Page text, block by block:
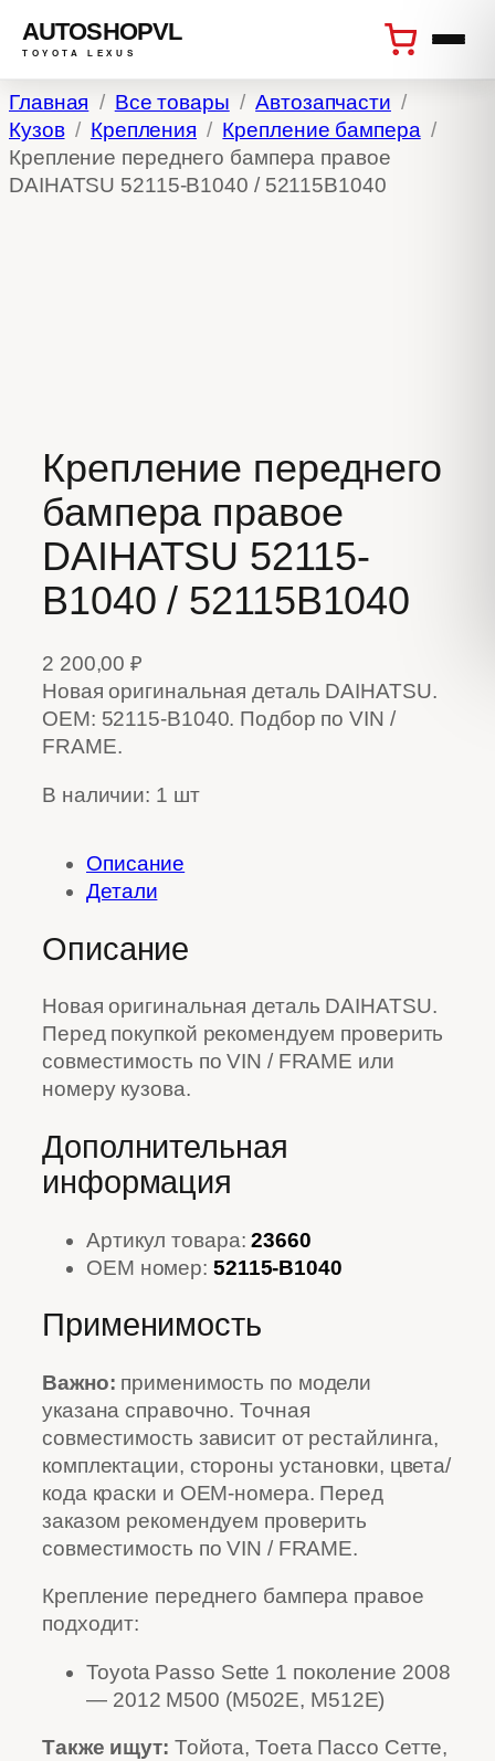
Перейти
к
содержимому
AUTOSHOPVL
TOYOTA LEXUS
Главная Все товары
Автозапчасти
Кузов
Крепления
Крепление бампера
Крепление переднего бампера правое
DAIHATSU 52115-B1040 / 52115B1040
Крепление переднего
бампера правое
DAIHATSU 52115-
B1040 / 52115B1040
2 200,00₽
Новая оригинальная деталь DAIHATSU.
OEM: 52115-B1040. Подбор по VIN /
FRAME.
В наличии: 1 шт
Описание
Детали
Описание
Новая оригинальная деталь DAIHATSU.
Перед покупкой рекомендуем проверить
совместимость по VIN / FRAME или
номеру кузова.
Дополнительная
информация
Артикул товара:23660
OEM номер: 52115-B1040
Применимость
Важно: применимость по модели
указана справочно. Точная
совместимость зависит от рестайлинга,
комплектации, стороны установки, цвета/
кода краски и OEM-номера. Перед
заказом рекомендуем проверить
совместимость по VIN / FRAME.
Крепление переднего бампера правое
подходит:
Toyota Passo Sette 1 поколение 2008
— 2012 M500 (M502E, M512E)
Также ищут: Тойота, Тоета Пассо Сетте,